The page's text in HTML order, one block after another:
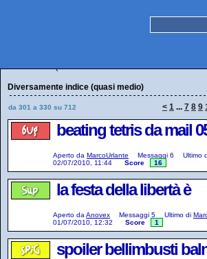
Diversamente indice (quasi medio)
da 301 a 330 su 712 < 1 ... 7 8 9
beating tetris da mail
Aperto da MarcoUrlante Messaggi 6 Ultimo
02/07/2010, 11:44
Score 16
la festa della libertà è
Aperto da Anovex Messaggi 5 Ultimo di
01/07/2010, 12:32
Score 1
spoiler bellimbusti